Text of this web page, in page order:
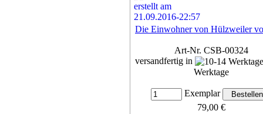
Die Einwohner von Hülzweiler
Art-Nr. CSB-00324
versandfertig in
Werktage
Exemplar
79,00 €